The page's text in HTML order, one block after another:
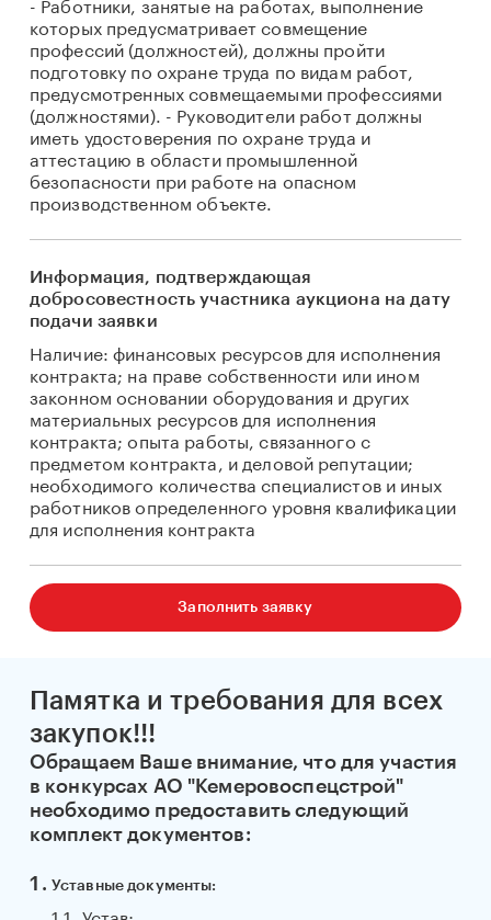
которых предусматривает совмещение
профессий (должностей), должны пройти
подготовку по охране труда по видам работ,
предусмотренных совмещаемыми профессиями
(должностями). - Руководители работ должны
иметь удостоверения по охране труда и
аттестацию в области промышленной
безопасности при работе на опасном
производственном объекте.
Информация, подтверждающая
добросовестность участника аукциона на дату
подачи заявки
Наличие: финансовых ресурсов для исполнения
контракта; на праве собственности или ином
законном основании оборудования и других
материальных ресурсов для исполнения
контракта; опыта работы, связанного с
предметом контракта, и деловой репутации;
необходимого количества специалистов и иных
работников определенного уровня квалификации
для исполнения контракта
Заполнить заявку
Памятка и требования для всех
закупок!!!
Обращаем Ваше внимание, что для участия
в конкурсах АО "Кемеровоспецстрой"
необходимо предоставить следующий
комплект документов:
Уставные документы: